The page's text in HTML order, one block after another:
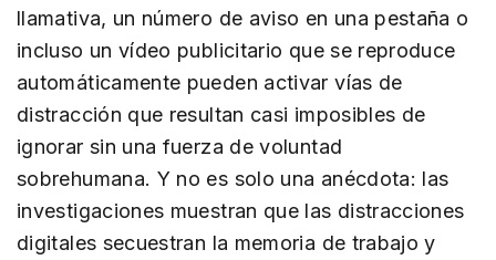
llamativa, un número de aviso en una pestaña o
incluso un vídeo publicitario que se reproduce
automáticamente pueden activar vías de
distracción que resultan casi imposibles de
ignorar sin una fuerza de voluntad
sobrehumana. Y no es solo una anécdota: las
investigaciones muestran que las distracciones
digitales secuestran la memoria de trabajo y